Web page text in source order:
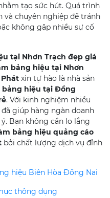
tạo sức hút. Quá trình
chuyên nghiệp để tránh
không gặp nhiều sự cố
tại Nhơn Trạch đẹp giá
bảng hiệu tại Nhơn
xin tự hào là nhà sản
bảng hiệu tại Đồng
. Với kinh nghiệm nhiều
giúp hàng ngàn doanh
Bạn không cần lo lắng
bảng hiệu quảng cáo
bởi chất lượng dịch vụ đỉnh
hiệu Biên Hòa Đồng Nai
thông dụng